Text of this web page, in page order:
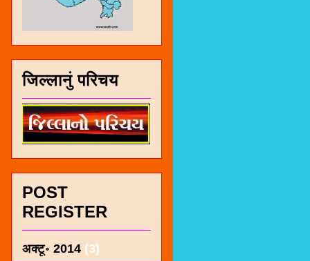
जिल्लानुं परिचय
POST
REGISTER
अक्टू॰ 2014 (3)